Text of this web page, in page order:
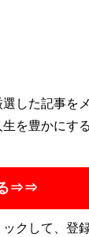
ホステスと
）：
した記事を
を豊かにす
る⇒⇒
クして、登